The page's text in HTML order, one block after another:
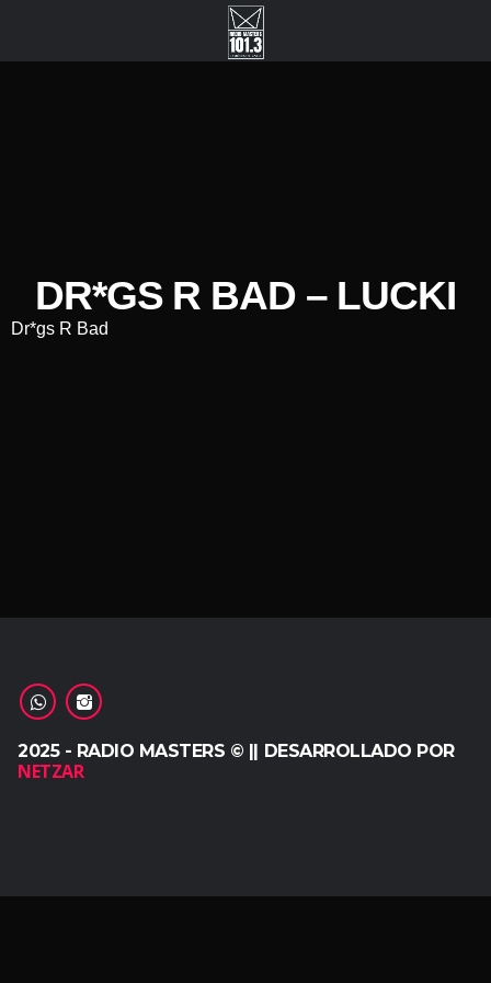
DR*GS R BAD – LUCKI
Dr*gs R Bad
2025 - RADIO MASTERS © || DESARROLLADO POR
NETZAR